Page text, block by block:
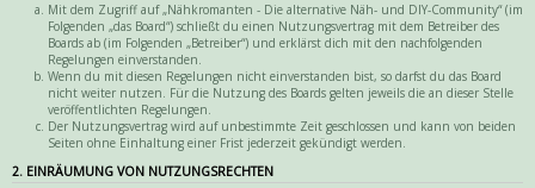
Mit dem Zugriff auf „Nähkromanten - Die alternative Näh- und DIY-Community“ (im
Folgenden „das Board“) schließt du einen Nutzungsvertrag mit dem Betreiber des
Boards ab (im Folgenden „Betreiber“) und erklärst dich mit den nachfolgenden
Regelungen einverstanden.
Wenn du mit diesen Regelungen nicht einverstanden bist, so darfst du das Board
nicht weiter nutzen. Für die Nutzung des Boards gelten jeweils die an dieser Stelle
veröffentlichten Regelungen.
Der Nutzungsvertrag wird auf unbestimmte Zeit geschlossen und kann von beiden
Seiten ohne Einhaltung einer Frist jederzeit gekündigt werden.
2. EINRÄUMUNG VON NUTZUNGSRECHTEN